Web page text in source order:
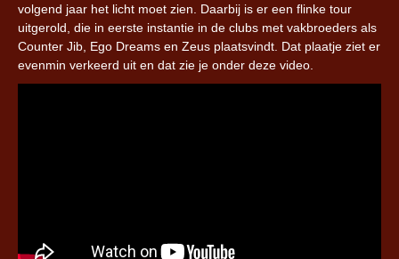
volgend jaar het licht moet zien. Daarbij is er een flinke tour
uitgerold, die in eerste instantie in de clubs met vakbroeders als
Counter Jib, Ego Dreams en Zeus plaatsvindt. Dat plaatje ziet er
evenmin verkeerd uit en dat zie je onder deze video.